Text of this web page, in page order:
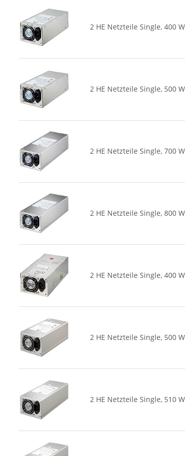
2 HE Netzteile Single, 400 W
2 HE Netzteile Single, 500 W
2 HE Netzteile Single, 700 W
2 HE Netzteile Single, 800 W
2 HE Netzteile Single, 400 W
2 HE Netzteile Single, 500 W
2 HE Netzteile Single, 510 W